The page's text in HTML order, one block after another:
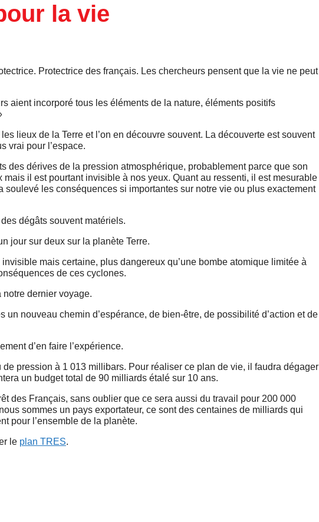
la vie
Protectrice des français. Les chercheurs pensent que la vie ne peut
aient incorporé tous les éléments de la nature, éléments positifs
lieux de la Terre et l’on en découvre souvent. La découverte est souvent
vrai pour l’espace.
des dérives de la pression atmosphérique, probablement parce que son
il est pourtant invisible à nos yeux. Quant au ressenti, il est mesurable
soulevé les conséquences si importantes sur notre vie ou plus exactement
dégâts souvent matériels.
jour sur deux sur la planète Terre.
mais certaine, plus dangereux qu’une bombe atomique limitée à
de ces cyclones.
notre dernier voyage.
un nouveau chemin d’espérance, de bien-être, de possibilité d’action et de
d’en faire l’expérience.
pression à 1 013 millibars. Pour réaliser ce plan de vie, il faudra dégager
un budget total de 90 milliards étalé sur 10 ans.
des Français, sans oublier que ce sera aussi du travail pour 200 000
sommes un pays exportateur, ce sont des centaines de milliards qui
pour l’ensemble de la planète.
le plan TRES.